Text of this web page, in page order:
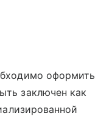
оформить
заключен как